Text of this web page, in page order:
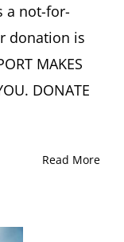
a not-for-
donation is
MAKES
DONATE
Read More